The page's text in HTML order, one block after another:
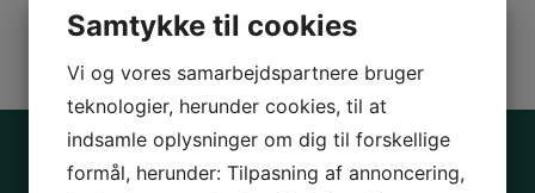
Samtykke til cookies
Vi og vores samarbejdspartnere bruger
teknologier, herunder cookies, til at
indsamle oplysninger om dig til forskellige
formål, herunder: Tilpasning af annoncering,